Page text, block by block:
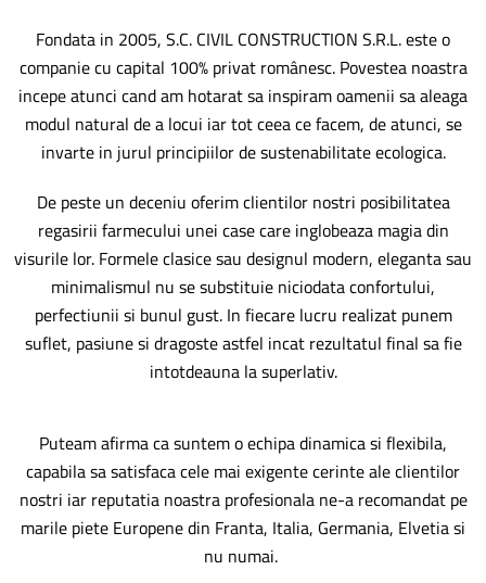
Fondata in 2005, S.C. CIVIL CONSTRUCTION S.R.L. este o
companie cu capital 100% privat românesc. Povestea noastra
incepe atunci cand am hotarat sa inspiram oamenii sa aleaga
modul natural de a locui iar tot ceea ce facem, de atunci, se
invarte in jurul principiilor de sustenabilitate ecologica.
De peste un deceniu oferim clientilor nostri posibilitatea
regasirii farmecului unei case care inglobeaza magia din
visurile lor. Formele clasice sau designul modern, eleganta sau
minimalismul nu se substituie niciodata confortului,
perfectiunii si bunul gust. In fiecare lucru realizat punem
suflet, pasiune si dragoste astfel incat rezultatul final sa fie
intotdeauna la superlativ.
Puteam afirma ca suntem o echipa dinamica si flexibila,
capabila sa satisfaca cele mai exigente cerinte ale clientilor
nostri iar reputatia noastra profesionala ne-a recomandat pe
marile piete Europene din Franta, Italia, Germania, Elvetia si
nu numai.